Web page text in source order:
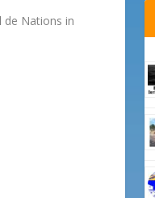
de Nations in